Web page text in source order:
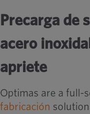
Precarga de
acero
apriete
Optimas are a full-
fabricación